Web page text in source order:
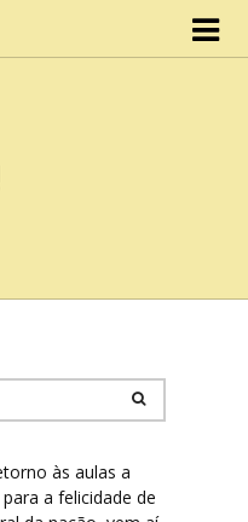
às aulas a
a felicidade de